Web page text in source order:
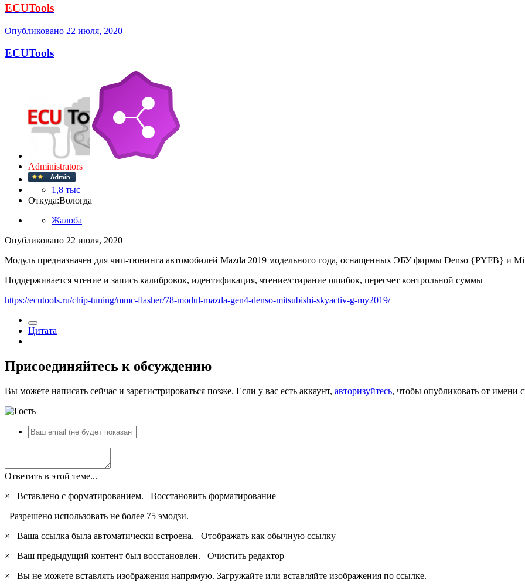
ECUTools
Опубликовано 22 июля, 2020
ECUTools
Administrators
1,8 тыс
Откуда:Вологда
Жалоба
Опубликовано 22 июля, 2020
Модуль предназначен для чип-тюнинга автомобилей Mazda 2019 модельного года, оснащенных ЭБУ фирмы Denso {PYFB} и
Поддерживается чтение и запись калибровок, идентификация, чтение/стирание ошибок, пересчет контрольной суммы
https://ecutools.ru/chip-tuning/mmc-flasher/78-modul-mazda-gen4-denso-mitsubishi-skyactiv-g-my2019/
Цитата
Присоединяйтесь к обсуждению
Вы можете написать сейчас и зарегистрироваться позже. Если у вас есть аккаунт, авторизуйтесь, чтобы опубликовать от имени
Ответить в этой теме...
×
Вставлено с форматированием. Восстановить форматирование
Разрешено использовать не более 75 эмодзи.
×
Ваша ссылка была автоматически встроена. Отображать как обычную ссылку
×
Ваш предыдущий контент был восстановлен. Очистить редактор
×
Вы не можете вставлять изображения напрямую. Загружайте или вставляйте изображения по ссылке.